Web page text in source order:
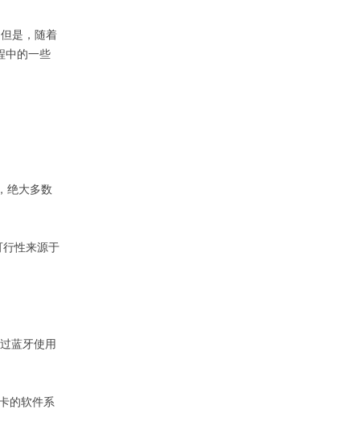
是，随着
中的一些
绝大多数
性来源于
蓝牙使用
的软件系